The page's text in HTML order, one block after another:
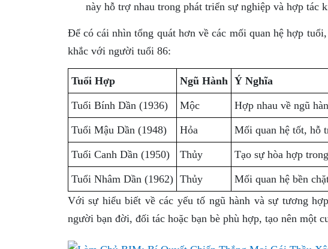
này hỗ trợ nhau trong phát triển sự nghiệp và hợp tác
Để có cái nhìn tổng quát hơn về các mối quan hệ hợp
khắc với người tuổi 86:
Tuổi Hợp Ngũ Hành Ý Nghĩa
Tuổi Bính Dần (1936) Mộc Hợp nhau về ngũ
Tuổi Mậu Dần (1948) Hỏa Mối quan hệ tốt, hỗ
Tuổi Canh Dần (1950) Thủy Tạo sự hòa hợp
Tuổi Nhâm Dần (1962) Thủy
Mối quan hệ bền
Với sự hiểu biết về các yếu tố ngũ hành và sự tương
người bạn đời, đối tác hoặc bạn bè phù hợp, tạo nên một